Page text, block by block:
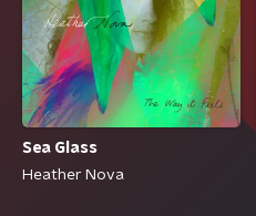
Sea Glass
Heather Nova